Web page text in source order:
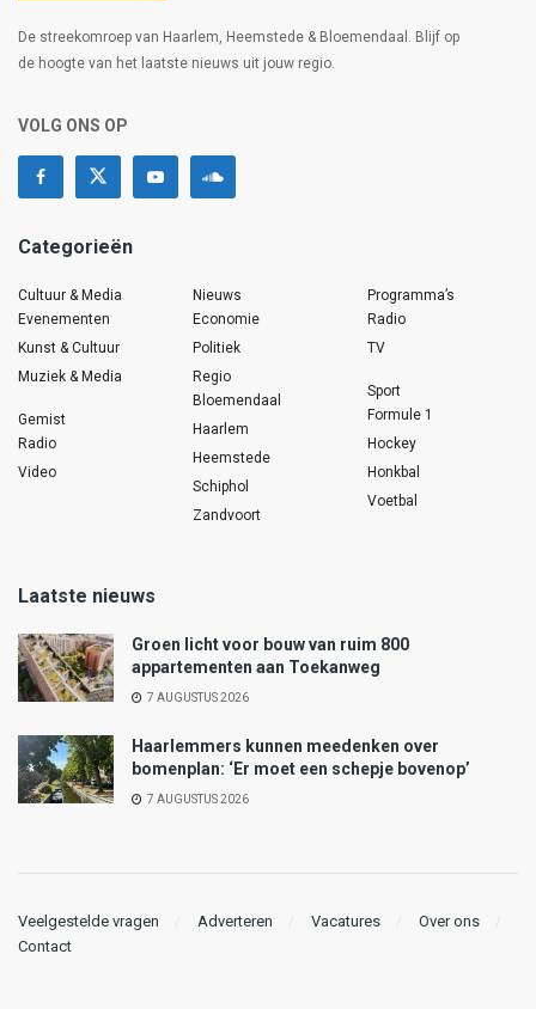
De streekomroep van Haarlem, Heemstede & Bloemendaal. Blijf op
de hoogte van het laatste nieuws uit jouw regio.
VOLG ONS OP
Categorieën
Cultuur & Media
Evenementen
Kunst & Cultuur
Muziek & Media
Gemist
Radio
Video
Nieuws
Economie
Politiek
Regio
Bloemendaal
Haarlem
Heemstede
Schiphol
Zandvoort
Programma’s
Radio
TV
Sport
Formule 1
Hockey
Honkbal
Voetbal
Laatste nieuws
Groen licht voor bouw van ruim 800
appartementen aan Toekanweg
7 AUGUSTUS 2026
Haarlemmers kunnen meedenken over
bomenplan: ‘Er moet een schepje bovenop’
7 AUGUSTUS 2026
Veelgestelde vragen Adverteren Vacatures
Over ons
Contact